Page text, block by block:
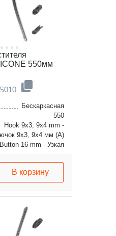
550мм
Бескаркасная
550
Hook 9x3, 9x4 mm -
9x3, 9x4 мм (A)
16 mm - Узкая
В корзину